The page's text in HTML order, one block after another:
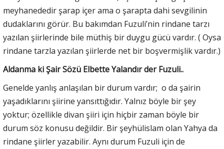
meyhanededir şarap içer ama o şarapta dahi sevgilinin
dudaklarını görür. Bu bakımdan Fuzuli’nin rindane tarzı
yazılan şiirlerinde bile müthiş bir duygu gücü vardır. ( Oysa
rindane tarzla yazılan şiirlerde net bir boşvermişlik vardır.)
Aldanma ki Şair Sözü Elbette Yalandır der Fuzuli..
Genelde yanlış anlaşılan bir durum vardır; o da şairin
yaşadıklarını şiirine yansıttığıdır. Yalnız böyle bir şey
yoktur; özellikle divan şiiri için hiçbir zaman böyle bir
durum söz konusu değildir. Bir şeyhülislam olan Yahya da
rindane şiirler yazabilir. Aynı durum Fuzuli için de